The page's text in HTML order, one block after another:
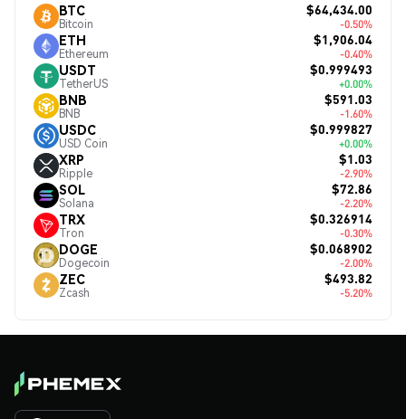
BTC
Bitcoin
$64,434.00
-0.50%
ETH
Ethereum
$1,906.04
-0.40%
USDT
TetherUS
$0.999493
+0.00%
BNB
BNB
$591.03
-1.60%
USDC
USD Coin
$0.999827
+0.00%
XRP
Ripple
$1.03
-2.90%
SOL
Solana
$72.86
-2.20%
TRX
Tron
$0.326914
-0.30%
DOGE
Dogecoin
$0.068902
-2.00%
ZEC
Zcash
$493.82
-5.20%